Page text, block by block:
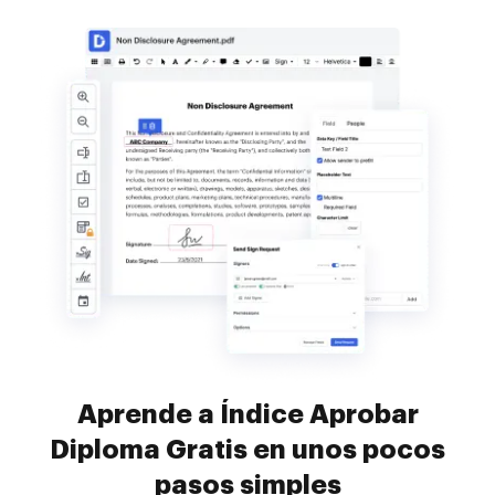
Aprende a Índice Aprobar
Diploma Gratis en unos pocos
pasos simples